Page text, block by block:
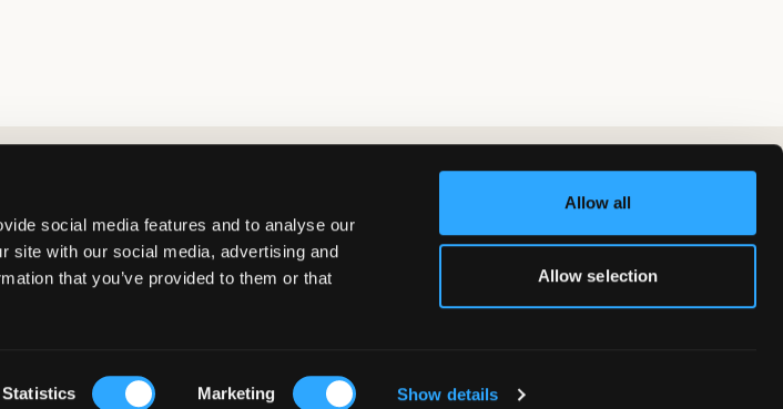
social media features and to analyse our
site with our social media, advertising and
that you’ve provided to them or that
Statistics Marketing Show details
Allow all
Allow selection
Kids Brand Store AB